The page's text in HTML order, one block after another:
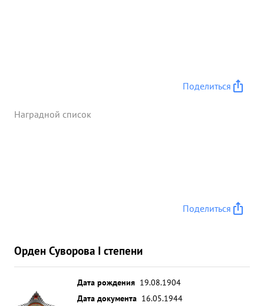
Поделиться
Наградной список
Поделиться
Орден Суворова I степени
Дата рождения 19.08.1904
Дата документа 16.05.1944